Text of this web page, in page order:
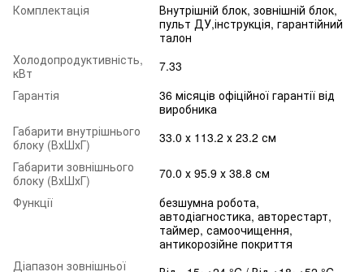
Комплектація
Внутрішній блок, зовнішній блок,
пульт ДУ,інструкція, гарантійний
талон
Холодопродуктивність,
кВт
7.33
Гарантія
36 місяців офіційної гарантії від
виробника
Габарити внутрішнього
блоку (ВхШхГ)
33.0 х 113.2 х 23.2 см
Габарити зовнішнього
блоку (ВхШхГ)
70.0 х 95.9 х 38.8 см
Функції
безшумна робота,
автодіагностика, авторестарт,
таймер, самоочищення,
антикорозійне покриття
Діапазон зовнішньої